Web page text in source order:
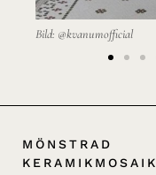
Bild: @kvanumofficial
MÖNSTRAD
KERAMIKMOSAIK